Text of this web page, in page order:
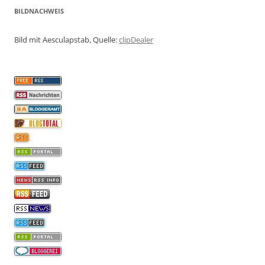
BILDNACHWEIS
Bild mit Aesculapstab, Quelle:clipDealer